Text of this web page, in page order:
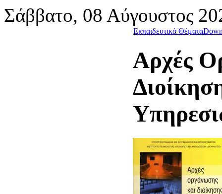
Σάββατο, 08 Αύγουστος
Εκπαιδευτικά Θέματα
Αρχές